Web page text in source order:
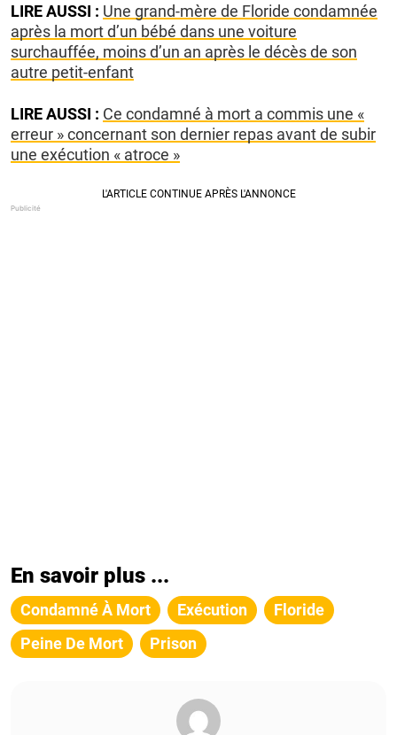
LIRE AUSSI : Une grand-mère de Floride condamnée
après la mort d’un bébé dans une voiture
surchauffée, moins d’un an après le décès de son
autre petit-enfant
LIRE AUSSI : Ce condamné à mort a commis une «
erreur » concernant son dernier repas avant de subir
une exécution « atroce »
En savoir plus ...
Condamné À Mort Exécution
Floride
Peine De Mort
Prison